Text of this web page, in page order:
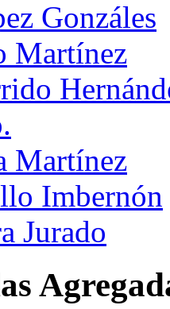
Gonzáles
Martínez
Martínez
Imbernón
Jurado